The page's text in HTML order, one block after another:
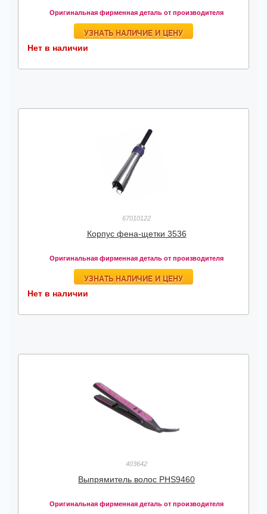
Оригинальная фирменная деталь от производителя
УЗНАТЬ НАЛИЧИЕ И ЦЕНУ
Нет в наличии
67010122
Корпус фена-щетки 3536
Оригинальная фирменная деталь от производителя
УЗНАТЬ НАЛИЧИЕ И ЦЕНУ
Нет в наличии
403642
Выпрямитель волос PHS9460
Оригинальная фирменная деталь от производителя